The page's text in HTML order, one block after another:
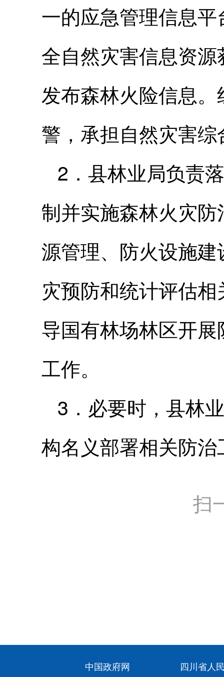
一的应急管理信息
全自然灾害信息资
发布森林火险信息
警，承担自然灾害
2．县林业局负责
制并实施森林火灾
源管理、防火设施
灾预防和统计评估
导国有林场林区开
工作。
3．必要时，县林
构名义部署相关防治
扫
中国政府网 四川省人